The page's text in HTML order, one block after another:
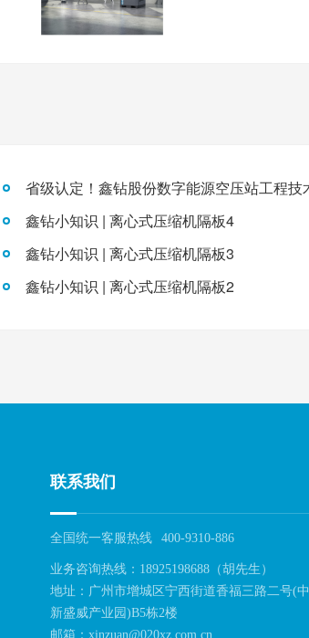
鑫钻小知识 | 离心式压缩机隔板4
鑫钻小知识 | 离心式压缩机隔板3
鑫钻小知识 | 离心式压缩机隔板2
联系我们
全国统一客服热线 400-9310-886
业务咨询热线：18925198688（胡先生）
地址：广州市增城区宁西街道香福三路二号(中
新盛威产业园)B5栋2楼
邮箱：xinzuan@020xz.com.cn